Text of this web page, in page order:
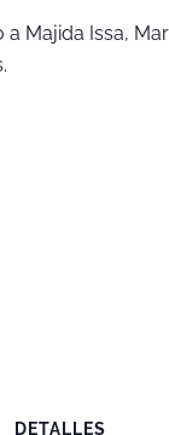
Majida Issa,
DETALLES